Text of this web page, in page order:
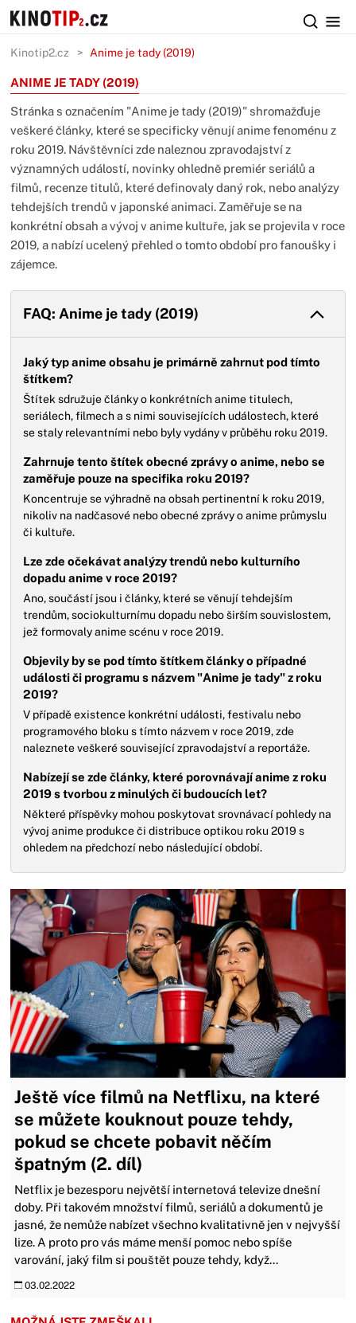
Kinotip2.cz Anime je tady (2019)
ANIME JE TADY (2019)
Stránka s označením "Anime je tady (2019)" shromažďuje
veškeré články, které se specificky věnují anime fenoménu z
roku 2019. Návštěvníci zde naleznou zpravodajství z
významných událostí, novinky ohledně premiér seriálů a
filmů, recenze titulů, které definovaly daný rok, nebo analýzy
tehdejších trendů v japonské animaci. Zaměřuje se na
konkrétní obsah a vývoj v anime kultuře, jak se projevila v roce
2019, a nabízí ucelený přehled o tomto období pro fanoušky i
zájemce.
FAQ: Anime je tady (2019)
Jaký typ anime obsahu je primárně zahrnut pod tímto
štítkem?
Štítek sdružuje články o konkrétních anime titulech,
seriálech, filmech a s nimi souvisejících událostech, které
se staly relevantními nebo byly vydány v průběhu roku 2019.
Zahrnuje tento štítek obecné zprávy o anime, nebo se
zaměřuje pouze na specifika roku 2019?
Koncentruje se výhradně na obsah pertinentní k roku 2019,
nikoliv na nadčasové nebo obecné zprávy o anime průmyslu
či kultuře.
Lze zde očekávat analýzy trendů nebo kulturního
dopadu anime v roce 2019?
Ano, součástí jsou i články, které se věnují tehdejším
trendům, sociokulturnímu dopadu nebo širším souvislostem,
jež formovaly anime scénu v roce 2019.
Objevily by se pod tímto štítkem články o případné
události či programu s názvem "Anime je tady" z roku
2019?
V případě existence konkrétní události, festivalu nebo
programového bloku s tímto názvem v roce 2019, zde
naleznete veškeré související zpravodajství a reportáže.
Nabízejí se zde články, které porovnávají anime z roku
2019 s tvorbou z minulých či budoucích let?
Některé příspěvky mohou poskytovat srovnávací pohledy na
vývoj anime produkce či distribuce optikou roku 2019 s
ohledem na předchozí nebo následující období.
Ještě více filmů na Netflixu, na které
se můžete kouknout pouze tehdy,
pokud se chcete pobavit něčím
špatným (2. díl)
Netflix je bezesporu největší internetová televize dnešní
doby. Při takovém množství filmů, seriálů a dokumentů je
jasné, že nemůže nabízet všechno kvalitativně jen v nejvyšší
lize. A proto pro vás máme menší pomoc nebo spíše
varování, jaký film si pouštět pouze tehdy, když...
03.02.2022